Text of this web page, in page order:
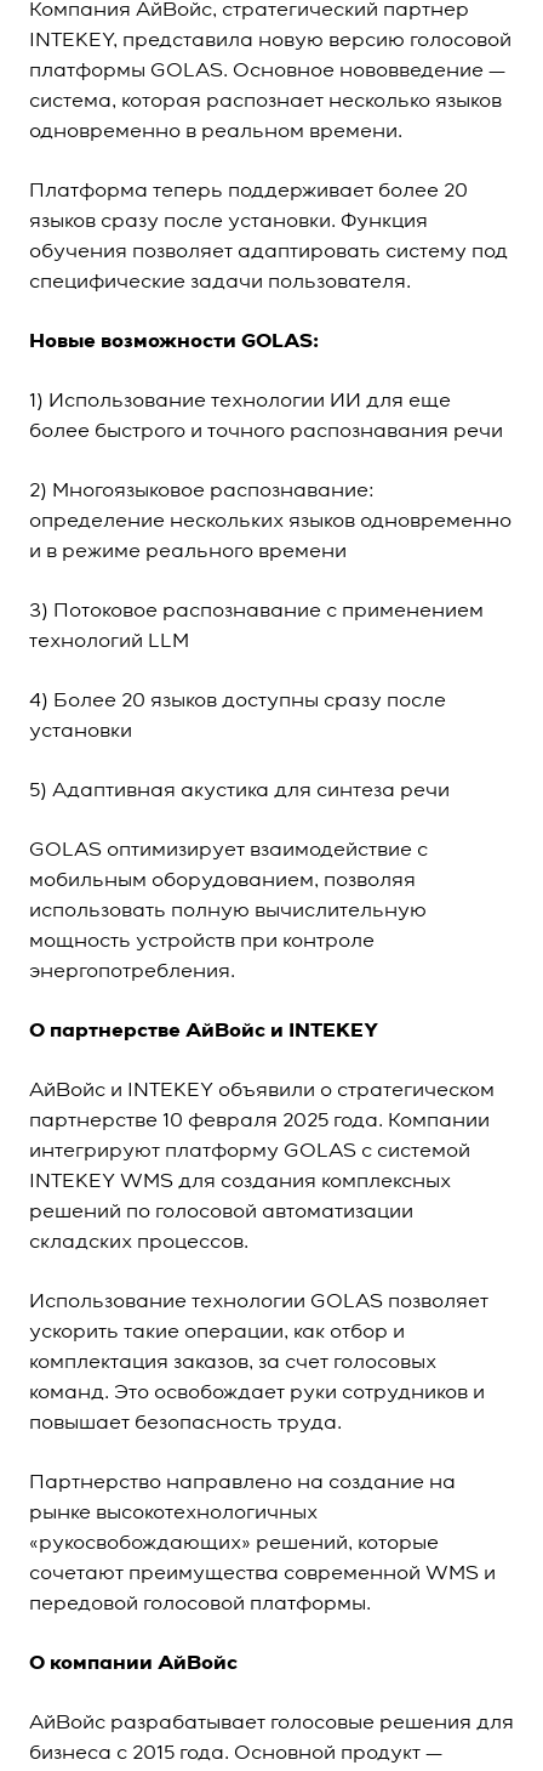
Компания АйВойс, стратегический партнер
INTEKEY, представила новую версию голосовой
платформы GOLAS. Основное нововведение —
система, которая распознает несколько языков
одновременно в реальном времени.
Платформа теперь поддерживает более 20
языков сразу после установки. Функция
обучения позволяет адаптировать систему под
специфические задачи пользователя.
Новые возможности GOLAS:
1) Использование технологии ИИ для еще
более быстрого и точного распознавания речи
2) Многоязыковое распознавание:
определение нескольких языков одновременно
и в режиме реального времени
3) Потоковое распознавание с применением
технологий LLM
4) Более 20 языков доступны сразу после
установки
5) Адаптивная акустика для синтеза речи
GOLAS оптимизирует взаимодействие с
мобильным оборудованием, позволяя
использовать полную вычислительную
мощность устройств при контроле
энергопотребления.
О партнерстве АйВойс и INTEKEY
АйВойс и INTEKEY объявили о стратегическом
партнерстве 10 февраля 2025 года. Компании
интегрируют платформу GOLAS с системой
INTEKEY WMS для создания комплексных
решений по голосовой автоматизации
складских процессов.
Использование технологии GOLAS позволяет
ускорить такие операции, как отбор и
комплектация заказов, за счет голосовых
команд. Это освобождает руки сотрудников и
повышает безопасность труда.
Партнерство направлено на создание на
рынке высокотехнологичных
«рукосвобождающих» решений, которые
сочетают преимущества современной WMS и
передовой голосовой платформы.
О компании АйВойс
АйВойс разрабатывает голосовые решения для
бизнеса с 2015 года. Основной продукт —